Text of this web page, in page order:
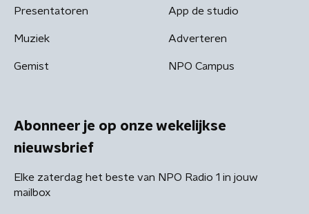
Presentatoren
Muziek
Gemist
App de studio
Adverteren
NPO Campus
Abonneer je op onze wekelijkse
nieuwsbrief
Elke zaterdag het beste van NPO Radio 1 in jouw
mailbox